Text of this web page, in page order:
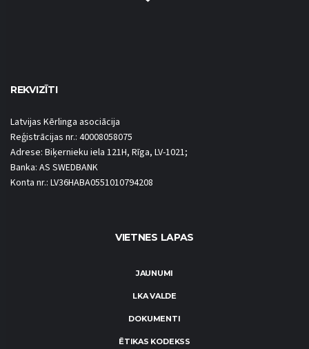
REKVIZĪTI
Latvijas Kērlinga asociācija
Reģistrācijas nr.: 40008058075
Adrese: Biķernieku iela 121H, Rīga, LV-1021;
Banka: AS SWEDBANK
Konta nr.: LV36HABA0551010794208
VIETNES LAPAS
JAUNUMI
LKA VALDE
DOKUMENTI
ĒTIKAS KODEKSS